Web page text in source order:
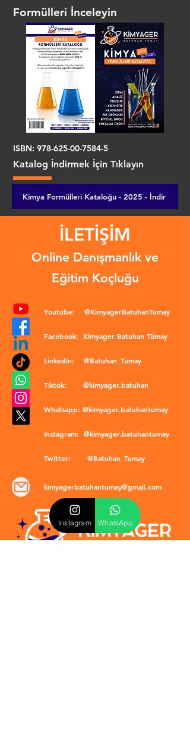
Formülleri İnceleyin
ISBN: 978-625-00-7584-5
Katalog İndirmek İçin Tıklayın
Kimya Formülleri Kataloğu - 2025 - İndir
İLETİŞİM
Online Danışmanlık ve
Eğitim Koçluğu
Youtube: @KimyagerBatuhanTumay
Facebook: Kimyager Batuhan Tümay
Linkedin: @Batuhan_Tumay
Tiktok: @kimyager.batuhan
Whatsapp: @kimyager.batuhantumay
Instagram: @kimyager.batuhantumay
Twitter: @Batuhan_Tumay
kimyagerbatuhantumay@gmail.com
Instagram WhatsApp